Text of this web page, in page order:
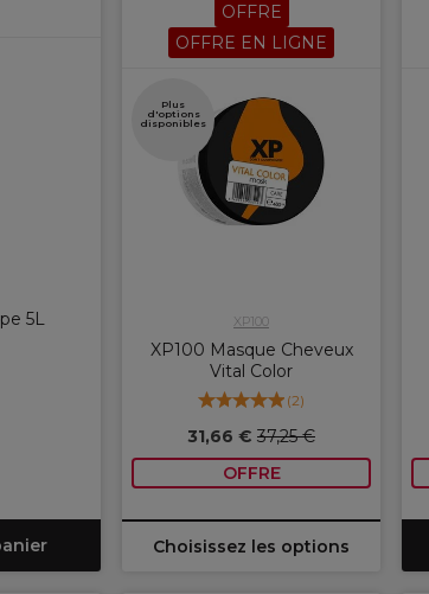
5L
OFFRE
OFFRE EN LIGNE
Plus
d'options
disponibles
XP100
XP100 Masque Cheveux
Vital Color
(2)
31,66 € 37,25 €
OFFRE
Choisissez les options